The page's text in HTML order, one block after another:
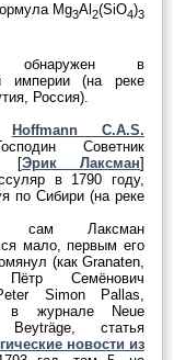
Mg3Al 2(SiO4)3
обнаружен в
империи (на реке
Россия).
Hoffmann C.A.S.
Советник
[Эрик Лаксман]
в 1790 году,
по Сибири (на реке
сам Лаксман
мало, первым его
(как Granaten,
Пётр Семёнович
Simon Pallas,
в журнале Neue
Beyträge, статья
новости из